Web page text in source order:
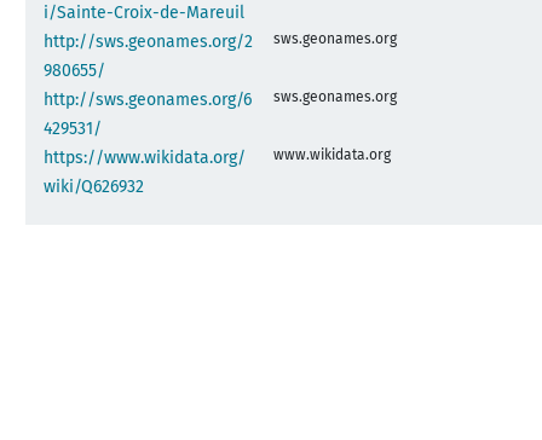
i/Sainte-Croix-de-Mareuil
http://sws.geonames.org/2
980655/
sws.geonames.org
http://sws.geonames.org/6
429531/
sws.geonames.org
https://www.wikidata.org/
wiki/Q626932
www.wikidata.org